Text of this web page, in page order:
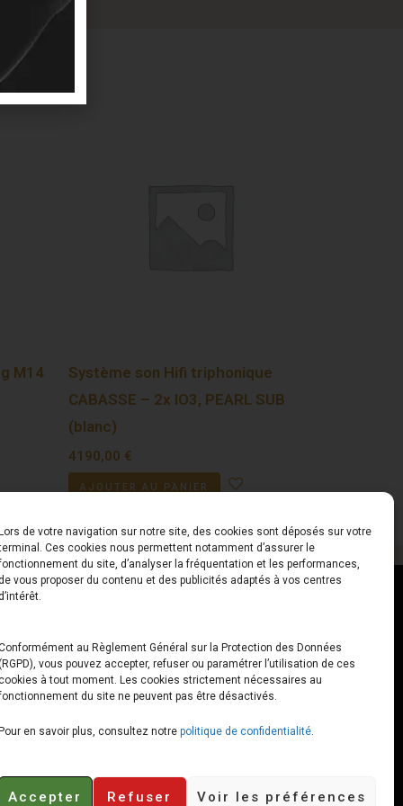
de votre navigation sur notre site, des cookies sont déposés sur votre
Ces cookies nous permettent notamment d’assurer le
du site, d’analyser la fréquentation et les performances,
vous proposer du contenu et des publicités adaptés à vos centres
au Règlement Général sur la Protection des Données
vous pouvez accepter, refuser ou paramétrer l’utilisation de ces
à tout moment. Les cookies strictement nécessaires au
du site ne peuvent pas être désactivés.
en savoir plus, consultez notre politique de confidentialité.
Accepter Refuser Voir les préférences
M14
Système son Hifi triphonique
CABASSE – 2x IO3, PEARL SUB
(blanc)
4190,00 €
AJOUTER AU PANIER
loops.fr
Du Lundi au Vendredi
10h00 – 12h30 // 14h00 –
19h00
Le Samedi
18h00